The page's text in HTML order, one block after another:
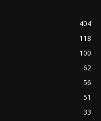
404
118
100
62
56
51
33